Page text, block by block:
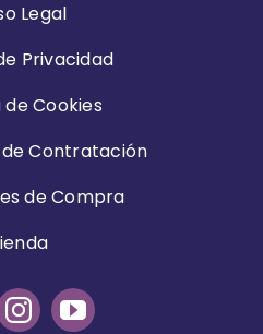
Legal
Privacidad
Cookies
Contratación
de Compra